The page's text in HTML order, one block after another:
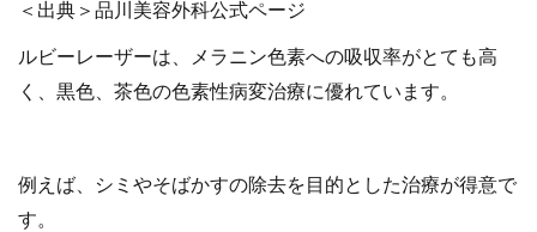
＜出典＞品川美容外科公式ページ
ルビーレーザーは、メラニン色素への吸収率がとても高
く、黒色、茶色の色素性病変治療に優れています。
例えば、シミやそばかすの除去を目的とした治療が得意で
す。